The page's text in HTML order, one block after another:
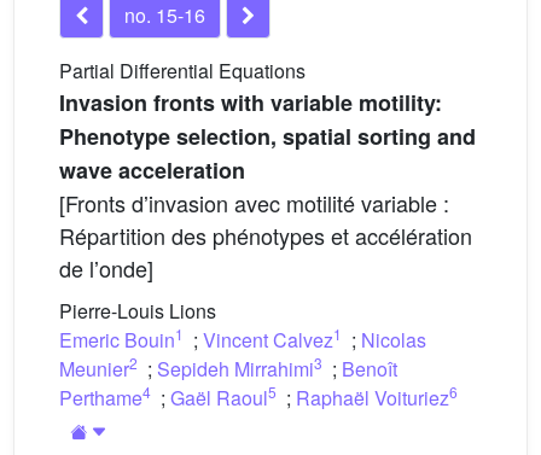
no. 15-16
Partial Differential Equations
Invasion fronts with variable motility:
Phenotype selection, spatial sorting and
wave acceleration
[Fronts dʼinvasion avec motilité variable :
Répartition des phénotypes et accélération
de lʼonde]
Pierre-Louis Lions
Emeric Bouin1 ; Vincent Calvez1 ; Nicolas
Meunier2 ; Sepideh Mirrahimi3 ; Benoît
Perthame4 ; Gaël Raoul5 ; Raphaël Voituriez6